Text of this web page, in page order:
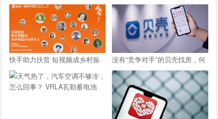
安全，让安心常伴生活
口可乐、百事可乐，4年估值
140亿
快手助力扶贫 短视频成乡村振
兴“新农具”
没有“竞争对手”的贝壳找房，何
以推动新居住时代 | 创新100